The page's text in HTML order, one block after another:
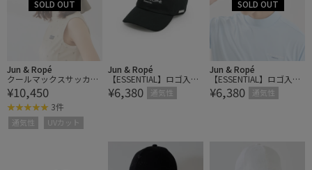
Jun & Ropé
クールマックスサッカー
3WAYハット/UV・遮熱
¥10,450
3件
通気性 UVカット
Jun & Ropé
【ESSENTIAL】ロゴ入り
キャップ
¥6,380 通気性
Jun & Ropé
【ESSENTIAL】ロゴ入り
キャップ
¥6,380 通気性